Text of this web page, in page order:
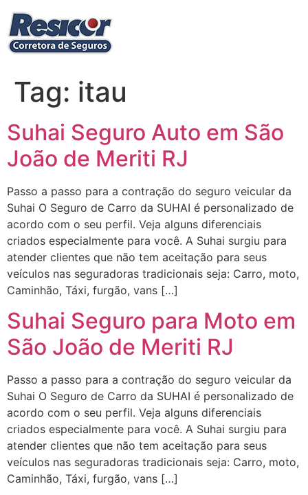
para
conteúdo
Tag: itau
Suhai Seguro Auto em São
João de Meriti RJ
Passo a passo para a contração do seguro veicular da
Suhai O Seguro de Carro da SUHAI é personalizado de
acordo com o seu perfil. Veja alguns diferenciais
criados especialmente para você. A Suhai surgiu para
atender clientes que não tem aceitação para seus
veículos nas seguradoras tradicionais seja: Carro, moto,
Caminhão, Táxi, furgão, vans […]
Suhai Seguro para Moto em
São João de Meriti RJ
Passo a passo para a contração do seguro veicular da
Suhai O Seguro de Carro da SUHAI é personalizado de
acordo com o seu perfil. Veja alguns diferenciais
criados especialmente para você. A Suhai surgiu para
atender clientes que não tem aceitação para seus
veículos nas seguradoras tradicionais seja: Carro, moto,
Caminhão, Táxi, furgão, vans […]